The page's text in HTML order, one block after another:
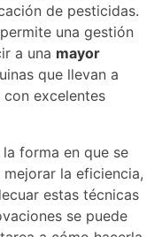
de pesticidas.
una gestión
a una mayor
que llevan a
excelentes
la forma en que se
la eficiencia,
estas técnicas
se puede